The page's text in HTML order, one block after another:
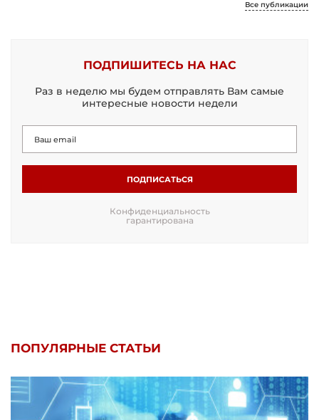
Все публикации
ПОДПИШИТЕСЬ НА НАС
Раз в неделю мы будем отправлять Вам самые
интересные новости недели
ПОДПИСАТЬСЯ
Конфиденциальность
гарантирована
ПОПУЛЯРНЫЕ СТАТЬИ